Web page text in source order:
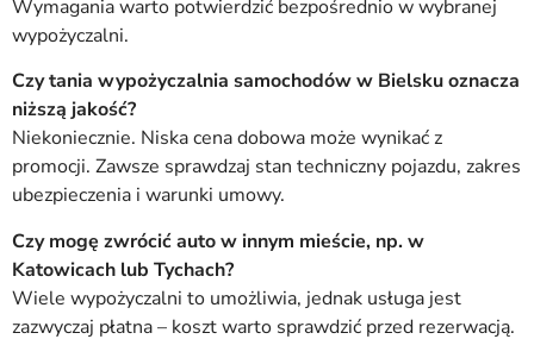
Wymagania warto potwierdzić bezpośrednio w wybranej
wypożyczalni.
Czy tania wypożyczalnia samochodów w Bielsku oznacza
niższą jakość?
Niekoniecznie. Niska cena dobowa może wynikać z
promocji. Zawsze sprawdzaj stan techniczny pojazdu, zakres
ubezpieczenia i warunki umowy.
Czy mogę zwrócić auto w innym mieście, np. w
Katowicach lub Tychach?
Wiele wypożyczalni to umożliwia, jednak usługa jest
zazwyczaj płatna – koszt warto sprawdzić przed rezerwacją.